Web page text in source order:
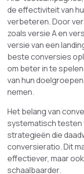
de effectiviteit van
verbeteren. Door
zoals versie A en
versie van een
beste conversies
om beter in te
van hun
nemen.
Het belang van
systematisch testen
strategieën die
conversieratio. Dit
effectiever, maar
schaalbaarder.